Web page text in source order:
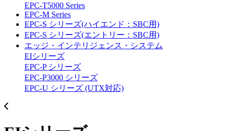
EPC-T5000 Series
EPC-M Series
EPC-S シリーズ(ハイエンド：SBC用)
EPC-S シリーズ(エントリー：SBC用)
エッジ・インテリジェンス・システム
EIシリーズ
EPC-P シリーズ
EPC-P3000 シリーズ
EPC-U シリーズ (UTX対応)